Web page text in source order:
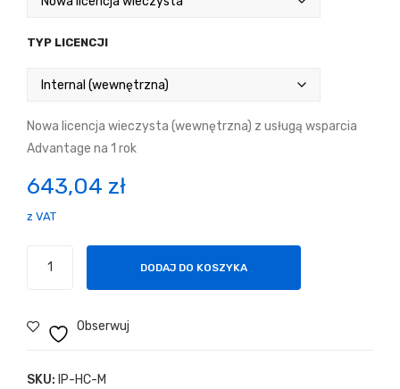
TYP LICENCJI
Nowa licencja wieczysta (wewnętrzna) z usługą wsparcia
Advantage na 1 rok
643,04 zł
z VAT
DODAJ DO KOSZYKA
Obserwuj
SKU: IP-HC-M